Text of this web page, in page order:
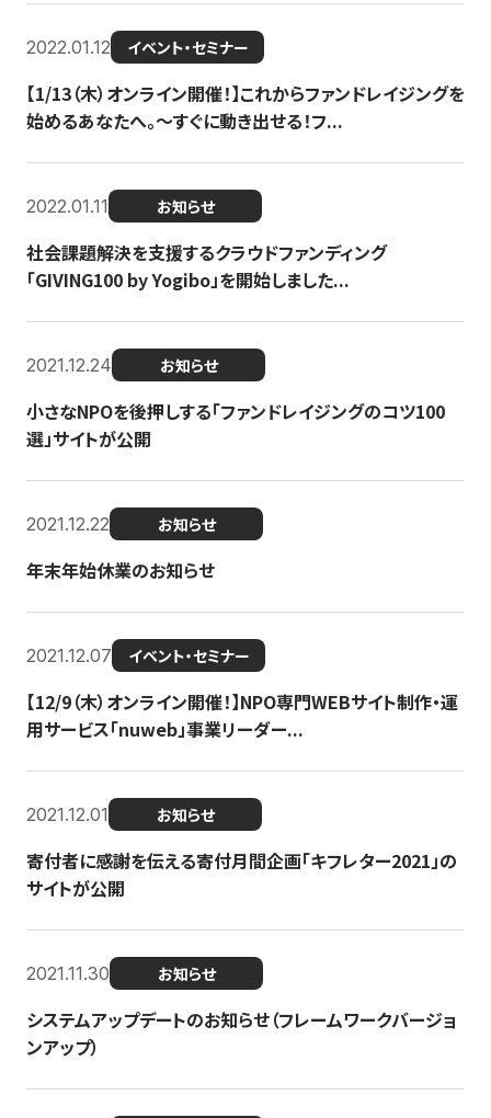
2022.01.12 イベント・セミナー
【1/13（木）オンライン開催！】これからファンドレイジングを
始めるあなたへ。〜すぐに動き出せる！フ...
2022.01.11 お知らせ
社会課題解決を支援するクラウドファンディング
「GIVING100 by Yogibo」を開始しました...
2021.12.24 お知らせ
小さなNPOを後押しする「ファンドレイジングのコツ100
選」サイトが公開
2021.12.22 お知らせ
年末年始休業のお知らせ
2021.12.07 イベント・セミナー
【12/9（木）オンライン開催！】NPO専門WEBサイト制作・運
用サービス「nuweb」事業リーダー...
2021.12.01 お知らせ
寄付者に感謝を伝える寄付月間企画「キフレター2021」の
サイトが公開
2021.11.30 お知らせ
システムアップデートのお知らせ（フレームワークバージョ
ンアップ）